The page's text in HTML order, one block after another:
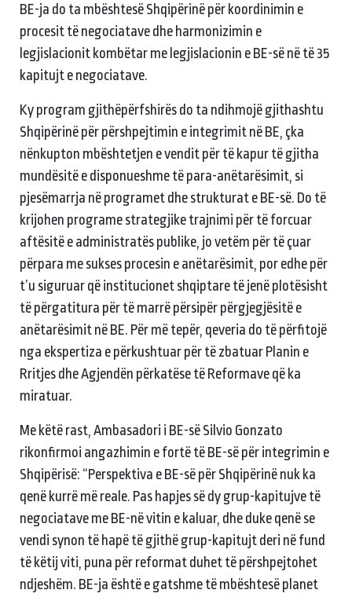
BE-ja do ta mbështesë Shqipërinë për koordinimin e
procesit të negociatave dhe harmonizimin e
legjislacionit kombëtar me legjislacionin e BE-së në të 35
kapitujt e negociatave.
Ky program gjithëpërfshirës do ta ndihmojë gjithashtu
Shqipërinë për përshpejtimin e integrimit në BE, çka
nënkupton mbështetjen e vendit për të kapur të gjitha
mundësitë e disponueshme të para-anëtarësimit, si
pjesëmarrja në programet dhe strukturat e BE-së. Do të
krijohen programe strategjike trajnimi për të forcuar
aftësitë e administratës publike, jo vetëm për të çuar
përpara me sukses procesin e anëtarësimit, por edhe për
t’u siguruar që institucionet shqiptare të jenë plotësisht
të përgatitura për të marrë përsipër përgjegjësitë e
anëtarësimit në BE. Për më tepër, qeveria do të përfitojë
nga ekspertiza e përkushtuar për të zbatuar Planin e
Rritjes dhe Agjendën përkatëse të Reformave që ka
miratuar.
Me këtë rast, Ambasadori i BE-së Silvio Gonzato
rikonfirmoi angazhimin e fortë të BE-së për integrimin e
Shqipërisë: “Perspektiva e BE-së për Shqipërinë nuk ka
qenë kurrë më reale. Pas hapjes së dy grup-kapitujve të
negociatave me BE-në vitin e kaluar, dhe duke qenë se
vendi synon të hapë të gjithë grup-kapitujt deri në fund
të këtij viti, puna për reformat duhet të përshpejtohet
ndjeshëm. BE-ja është e gatshme të mbështesë planet